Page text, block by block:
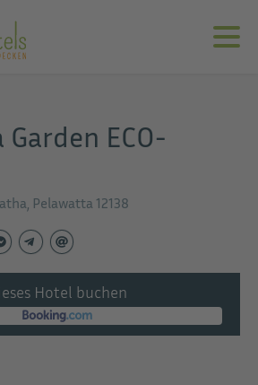
ECO-
Pelawatta 12138
Hotel buchen